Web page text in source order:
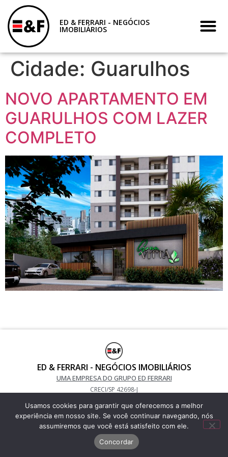
ED & FERRARI - NEGÓCIOS
IMOBILIÁRIOS
Cidade: Guarulhos
NOVO APARTAMENTO EM
GUARULHOS COM LAZER
COMPLETO
ED & FERRARI - NEGÓCIOS IMOBILIÁRIOS
UMA EMPRESA DO GRUPO ED FERRARI
CRECI/SP 42698-J
(11) 9 7052-5487 / (11) 9 7800-3405
Telefone Fixo: 2685-1550
Desenvolvido por Alex Souza – 2023
Usamos cookies para garantir que oferecemos a melhor
experiência em nosso site. Se você continuar navegando, nós
assumiremos que você está satisfeito com ele.
Concordar